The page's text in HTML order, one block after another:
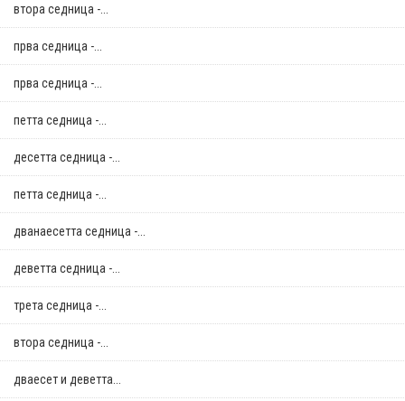
втора седница -...
прва седница -...
прва седница -...
петта седница -...
десетта седница -...
петта седница -...
дванаесетта седница -...
деветта седница -...
трета седница -...
втора седница -...
дваесет и деветта...